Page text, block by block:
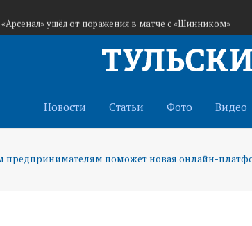
ушёл от поражения в матче с «Шинником»
в Тульской области будет до +24°C
Новости Статьи Фото Видео
предпринимателям поможет новая онлайн-